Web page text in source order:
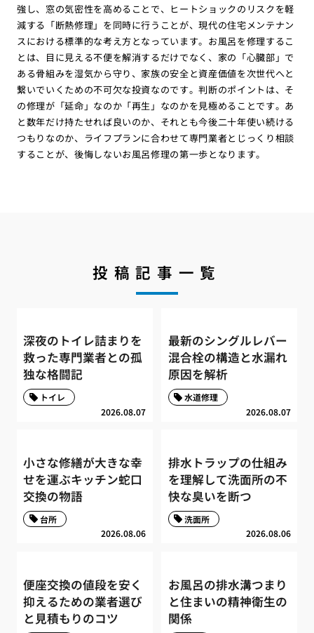
強し、窓の気密性を高めることで、ヒートショックのリスクを軽
減する「断熱修理」を同時に行うことが、現代の住宅メンテナン
スにおける標準的な考え方となっています。お風呂を修理するこ
とは、目に見える不便を解消するだけでなく、家の「心臓部」で
ある骨組みを湿気から守り、家族の安全と資産価値を次世代へと
繋いでいくための不可欠な投資なのです。判断のポイントは、そ
の修理が「延命」なのか「再生」なのかを見極めることです。あ
と数年だけ持たせれば良いのか、それとも今後二十年使い続ける
つもりなのか、ライフプランに合わせて専門業者とじっくり相談
することが、後悔しないお風呂修理の第一歩となります。
投稿記事一覧
深夜のトイレ詰まりを
救った専門業者との孤
独な格闘記
2026.08.07
トイレ
最新のシングルレバー
混合栓の構造と水漏れ
原因を解析
2026.08.07
水道修理
小さな修繕が大きな幸
せを運ぶキッチン蛇口
交換の物語
2026.08.06
台所
排水トラップの仕組み
を理解して洗面所の不
快な臭いを断つ
2026.08.06
洗面所
便座交換の値段を安く
抑えるための業者選び
と見積もりのコツ
お風呂の排水溝つまり
と住まいの精神衛生の
関係